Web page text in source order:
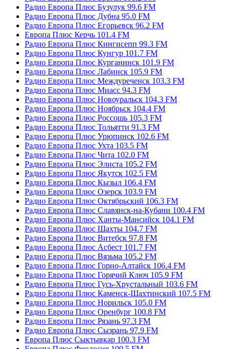
Радио Европа Плюс Бузулук 99.6 FM
Радио Европа Плюс Дубна 95.0 FM
Радио Европа Плюс Егорьевск 96.2 FM
Европа Плюс Керчь 101.4 FM
Радио Европа Плюс Кингисепп 99.3 FM
Радио Европа Плюс Кунгур 101.7 FM
Радио Европа Плюс Курганинск 101.9 FM
Радио Европа Плюс Лабинск 105.9 FM
Радио Европа Плюс Междуреченск 103.3 FM
Радио Европа Плюс Миасс 94.3 FM
Радио Европа Плюс Новоуральск 104.3 FM
Радио Европа Плюс Ноябрьск 104.4 FM
Радио Европа Плюс Россошь 105.3 FM
Радио Европа Плюс Тольятти 91.3 FM
Радио Европа Плюс Урюпинск 102.6 FM
Радио Европа Плюс Ухта 103.5 FM
Радио Европа Плюс Чита 102.0 FM
Радио Европа Плюс Элиста 105.2 FM
Радио Европа Плюс Якутск 102.5 FM
Радио Европа Плюс Кызыл 106.4 FM
Радио Европа Плюс Озерск 103.9 FM
Радио Европа Плюс Октябрьский 106.3 FM
Радио Европа Плюс Славянск-на-Кубани 100.4 FM
Радио Европа Плюс Ханты-Мансийск 104.1 FM
Радио Европа Плюс Шахты 104.7 FM
Радио Европа Плюс Витебск 97.8 FM
Радио Европа Плюс Асбест 101.7 FM
Радио Европа Плюс Вязьма 105.2 FM
Радио Европа Плюс Горно-Алтайск 106.4 FM
Радио Европа Плюс Горячий Ключ 105.9 FM
Радио Европа Плюс Гусь-Хрустальный 103.6 FM
Радио Европа Плюс Каменск-Шахтинский 107.5 FM
Радио Европа Плюс Норильск 105.0 FM
Радио Европа Плюс Оренбург 100.8 FM
Радио Европа Плюс Рязань 97.3 FM
Радио Европа Плюс Сызрань 97.9 FM
Европа Плюс Сыктывкар 100.3 FM